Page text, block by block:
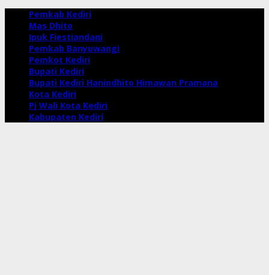
Pemkab Kediri
Mas Dhito
Ipuk Fiestiandani
Pemkab Banyuwangi
Pemkot Kediri
Bupati Kediri
Bupati Kediri Hanindhito Himawan Pramana
Kota Kediri
Pj Wali Kota Kediri
Kabupaten Kediri